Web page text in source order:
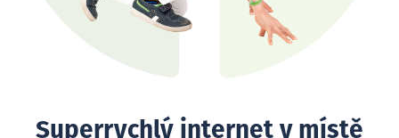
Superrychlý internet v místě